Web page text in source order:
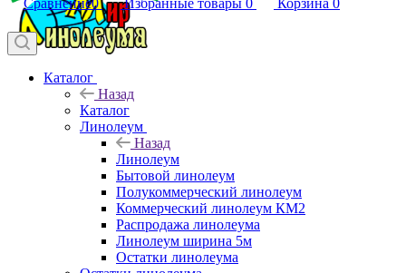
Каталог
Назад
Каталог
Линолеум
Назад
Линолеум
Бытовой линолеум
Полукоммерческий линолеум
Коммерческий линолеум КМ2
Распродажа линолеума
Линолеум ширина 5м
Остатки линолеума